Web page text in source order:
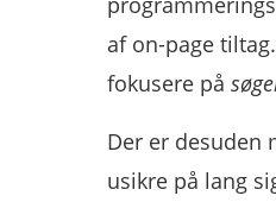
af on-page
fokusere på
Der er desuden
usikre på lang